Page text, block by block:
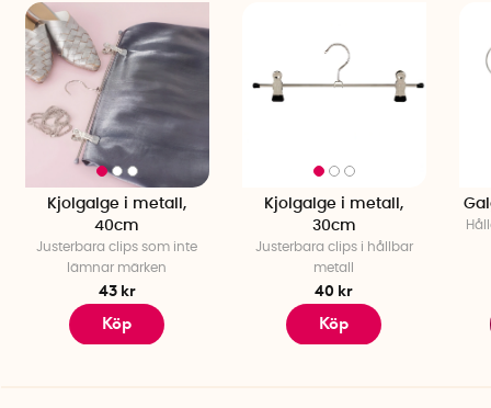
Kjolgalge i metall,
40cm
Justerbara clips som inte
lämnar märken
43 kr
Köp
Kjolgalge i metall,
30cm
Justerbara clips i hållbar
metall
40 kr
Köp